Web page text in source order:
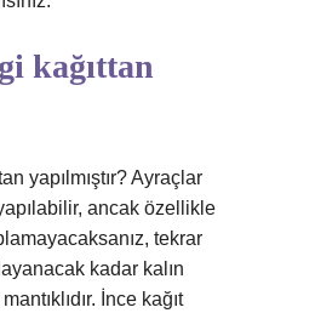
kağıttan
yapılmıştır? Ayraçlar
ancak özellikle
tekrar
kadar kalın
İnce kağıt